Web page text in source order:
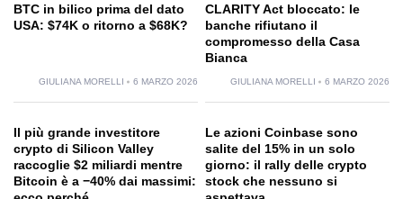
BTC in bilico prima del dato
USA: $74K o ritorno a $68K?
GIULIANA MORELLI 6 MARZO 2026
CLARITY Act bloccato: le
banche rifiutano il
compromesso della Casa
Bianca
GIULIANA MORELLI 6 MARZO 2026
Il più grande investitore
crypto di Silicon Valley
raccoglie $2 miliardi mentre
Bitcoin è a −40% dai massimi:
Le azioni Coinbase sono
salite del 15% in un solo
giorno: il rally delle crypto
stock che nessuno si